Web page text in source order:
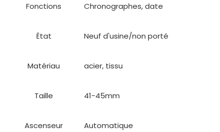
Fonctions Chronographes, date
État Neuf d'usine/non porté
Matériau acier, tissu
Taille 41-45mm
Ascenseur Automatique